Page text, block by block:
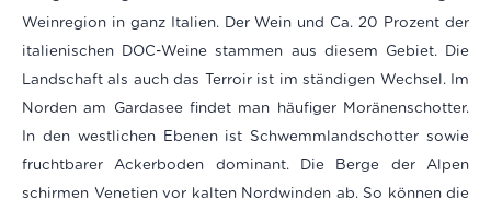
Weinregion in ganz Italien. Der Wein und Ca. 20 Prozent der
italienischen DOC-Weine stammen aus diesem Gebiet. Die
Landschaft als auch das Terroir ist im ständigen Wechsel. Im
Norden am Gardasee findet man häufiger Moränenschotter.
In den westlichen Ebenen ist Schwemmlandschotter sowie
fruchtbarer Ackerboden dominant. Die Berge der Alpen
schirmen Venetien vor kalten Nordwinden ab. So können die